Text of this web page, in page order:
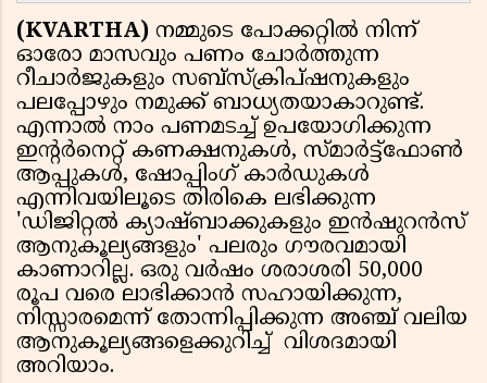
(KVARTHA) നമ്മുടെ പോക്കറ്റിൽ നിന്ന്
ഓരോ മാസവും പണം ചോർത്തുന്ന
റീചാർജുകളും സബ്‌സ്‌ക്രിപ്‌ഷനുകളും
പലപ്പോഴും നമുക്ക് ബാധ്യതയാകാറുണ്ട്.
എന്നാൽ നാം പണമടച്ച് ഉപയോഗിക്കുന്ന
ഇന്റർനെറ്റ് കണക്ഷനുകൾ, സ്മാർട്ട്‌ഫോൺ
ആപ്പുകൾ, ഷോപ്പിംഗ് കാർഡുകൾ
എന്നിവയിലൂടെ തിരികെ ലഭിക്കുന്ന
'ഡിജിറ്റൽ ക്യാഷ്ബാക്കുകളും ഇൻഷുറൻസ്
ആനുകൂല്യങ്ങളും' പലരും ഗൗരവമായി
കാണാറില്ല. ഒരു വർഷം ശരാശരി 50,000
രൂപ വരെ ലാഭിക്കാൻ സഹായിക്കുന്ന,
നിസ്സാരമെന്ന് തോന്നിപ്പിക്കുന്ന അഞ്ച് വലിയ
ആനുകൂല്യങ്ങളെക്കുറിച്ച് വിശദമായി
അറിയാം.